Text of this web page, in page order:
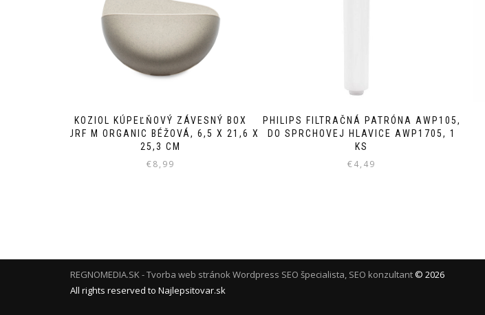
KOZIOL KÚPEĽŇOVÝ ZÁVESNÝ BOX
SURF M ORGANIC BÉŽOVÁ, 6,5 X 21,6 X
25,3 CM
€8,99
PHILIPS FILTRAČNÁ PATRÓNA AWP105,
DO SPRCHOVEJ HLAVICE AWP1705, 1
KS
€4,49
REGNOMEDIA.SK - Tvorba web stránok Wordpress SEO špecialista, SEO konzultant © 2026
All rights reserved to Najlepsitovar.sk